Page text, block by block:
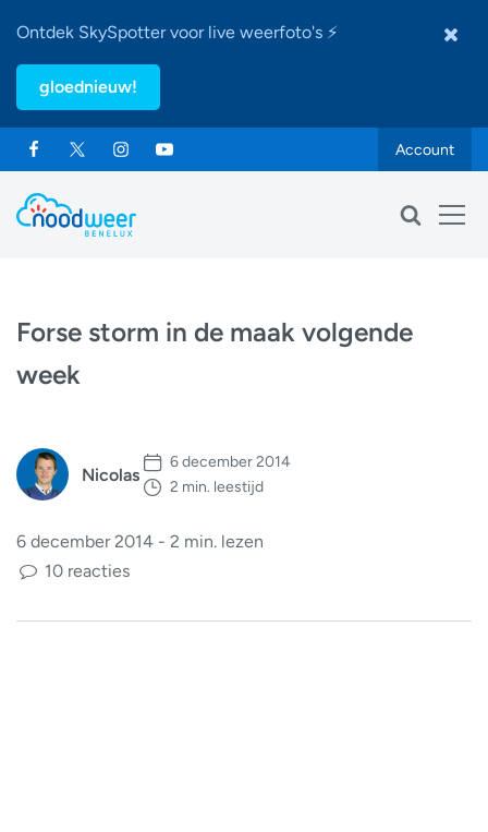
Ontdek SkySpotter voor live weerfoto's ⚡
gloednieuw!
Account
Forse storm in de maak volgende
week
Nicolas
6 december 2014
2 min. leestijd
6 december 2014 - 2 min. lezen
10 reacties